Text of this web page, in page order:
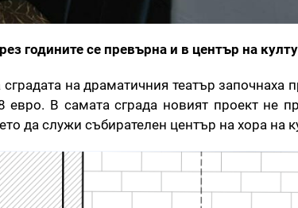
годините се превърна и в център на
на драматичния театър започнаха
евро. В самата сграда новият проект не
да служи събирателен център на хора на